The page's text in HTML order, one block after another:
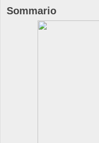
Sommario